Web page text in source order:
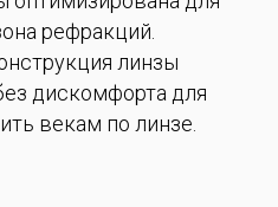
рефракций.
линзы
дискомфорта для
векам по линзе.